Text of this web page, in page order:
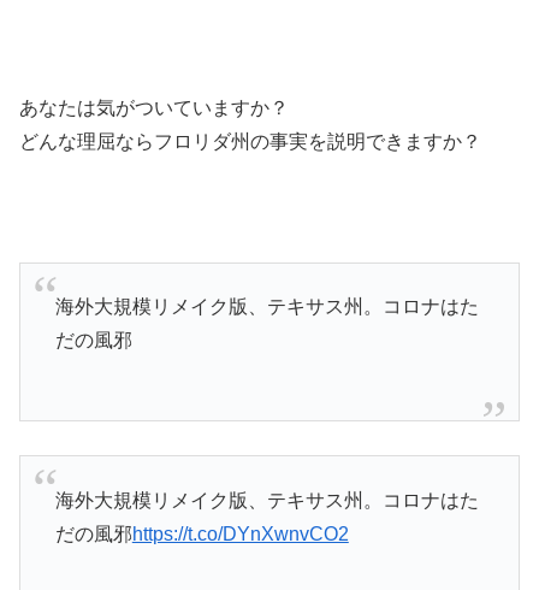
あなたは気がついていますか？
どんな理屈ならフロリダ州の事実を説明できますか？
海外大規模リメイク版、テキサス州。コロナはた
だの風邪
海外大規模リメイク版、テキサス州。コロナはた
だの風邪https://t.co/DYnXwnvCO2